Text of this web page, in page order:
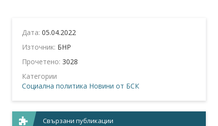
Дата: 05.04.2022
Източник: БНР
Прочетено: 3028
Категории
Социална политика Новини от БСК
Свързани публикации